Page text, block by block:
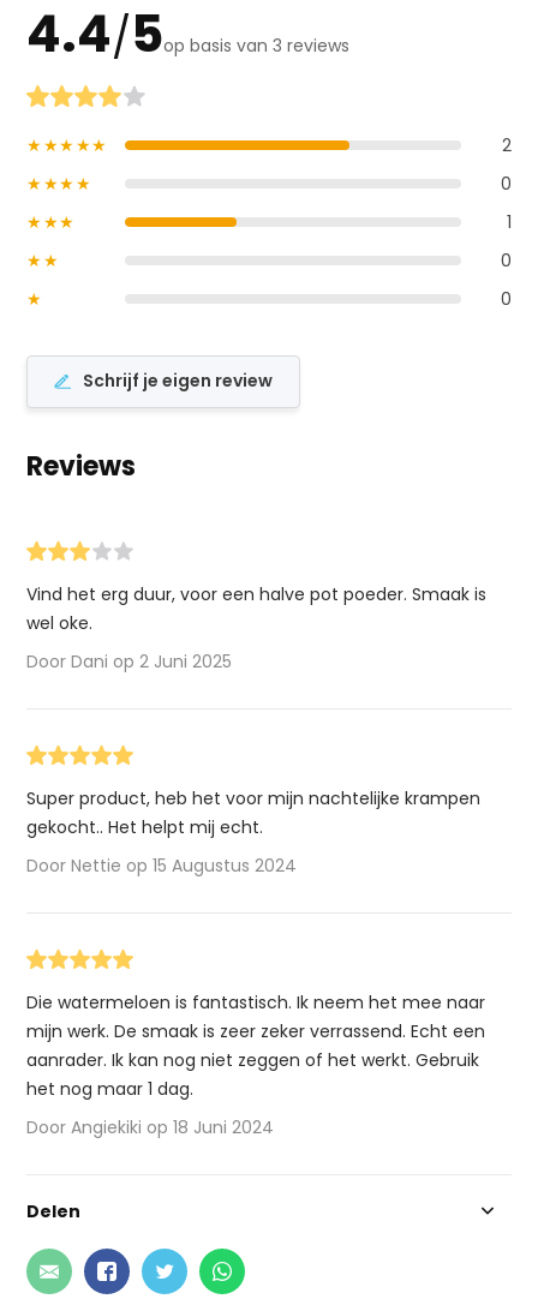
4.4/5op basis van 3 reviews
★★★★★
2
★★★★
0
★★★
1
★★
0
★
0
Schrijf je eigen review
Reviews
Vind het erg duur, voor een halve pot poeder. Smaak is
wel oke.
Door Dani op 2 Juni 2025
Super product, heb het voor mijn nachtelijke krampen
gekocht.. Het helpt mij echt.
Door Nettie op 15 Augustus 2024
Die watermeloen is fantastisch. Ik neem het mee naar
mijn werk. De smaak is zeer zeker verrassend. Echt een
aanrader. Ik kan nog niet zeggen of het werkt. Gebruik
het nog maar 1 dag.
Door Angiekiki op 18 Juni 2024
Delen